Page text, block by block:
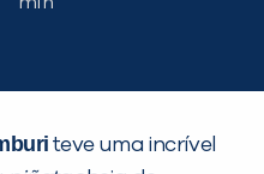
teve uma incrível